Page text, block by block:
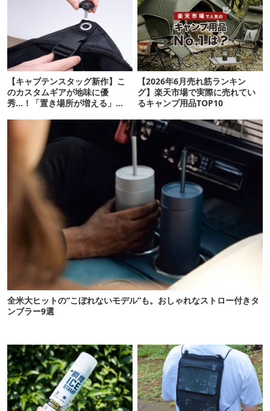
【キャプテンスタッグ新作】こ
のカスタムギアが地味に優
秀…！「置き場所が増える」
【2026年6月売れ筋ランキン
グ】楽天市場で実際に売れてい
るキャンプ用品TOP10
全米大ヒットの“こぼれないモデル”も。おしゃれなストロー付きタ
ンブラー9選